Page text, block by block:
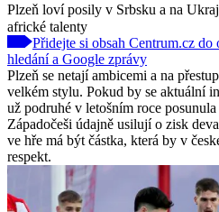
Plzeň loví posily v Srbsku a na
africké talenty
Přidejte si obsah Centrum.cz
hledání a Google zprávy
Plzeň se netají ambicemi a na
velkém stylu. Pokud by se aktuální
už podruhé v letošním roce
Západočeši údajně usilují o zisk
ve hře má být částka, která by v
respekt.